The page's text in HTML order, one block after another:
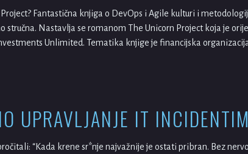
Fantastična knjiga o DevOps i Agile kulturi i
stručna. Nastavlja se romanom The Unicorn Project koja je
Unlimited. Tematika knjige je financijska
UPRAVLJANJE IT
“Kada krene sr*nje najvažnije je ostati pribran. Bez